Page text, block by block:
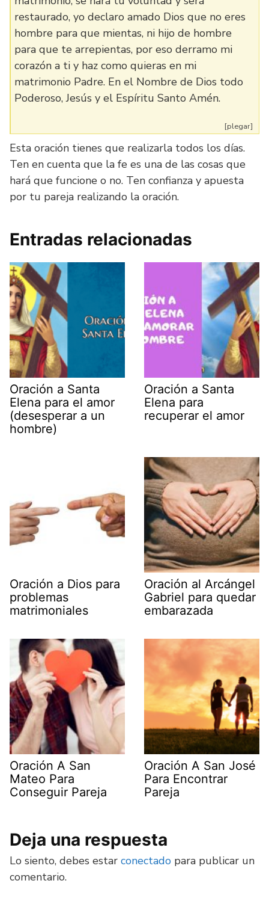
restaurado, yo declaro amado Dios que no eres
hombre para que mientas, ni hijo de hombre
para que te arrepientas, por eso derramo mi
corazón a ti y haz como quieras en mi
matrimonio Padre. En el Nombre de Dios todo
Poderoso, Jesús y el Espíritu Santo Amén.
[plegar]
Esta oración tienes que realizarla todos los días.
Ten en cuenta que la fe es una de las cosas que
hará que funcione o no. Ten confianza y apuesta
por tu pareja realizando la oración.
Entradas relacionadas
Oración a Santa
Elena para el amor
(desesperar a un
hombre)
Oración a Santa
Elena para
recuperar el amor
Oración a Dios para
problemas
matrimoniales
Oración al Arcángel
Gabriel para quedar
embarazada
Oración A San
Mateo Para
Conseguir Pareja
Oración A San José
Para Encontrar
Pareja
Deja una respuesta
Lo siento, debes estar conectado para publicar un
comentario.